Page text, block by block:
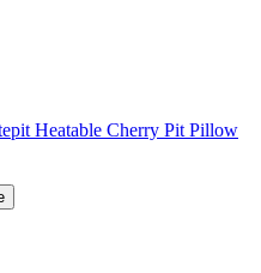
Heatable Cherry Pit Pillow